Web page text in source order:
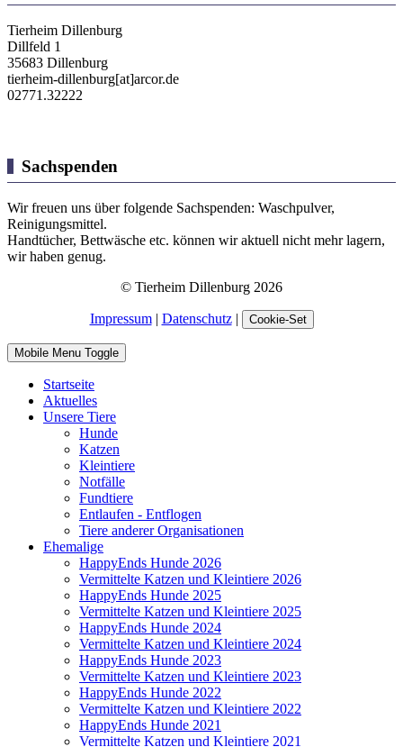
Tierheim Dillenburg
Dillfeld 1
35683 Dillenburg
tierheim-dillenburg[at]arcor.de
02771.32222
Sachspenden
Wir freuen uns über folgende Sachspenden: Waschpulver,
Reinigungsmittel.
Handtücher, Bettwäsche etc. können wir aktuell nicht mehr lagern,
wir haben genug.
© Tierheim Dillenburg 2026
Impressum| Datenschutz| Cookie-Set
Mobile Menu Toggle
Startseite
Aktuelles
Unsere Tiere
Hunde
Katzen
Kleintiere
Notfälle
Fundtiere
Entlaufen - Entflogen
Tiere anderer Organisationen
Ehemalige
HappyEnds Hunde 2026
Vermittelte Katzen und Kleintiere 2026
HappyEnds Hunde 2025
Vermittelte Katzen und Kleintiere 2025
HappyEnds Hunde 2024
Vermittelte Katzen und Kleintiere 2024
HappyEnds Hunde 2023
Vermittelte Katzen und Kleintiere 2023
HappyEnds Hunde 2022
Vermittelte Katzen und Kleintiere 2022
HappyEnds Hunde 2021
Vermittelte Katzen und Kleintiere 2021